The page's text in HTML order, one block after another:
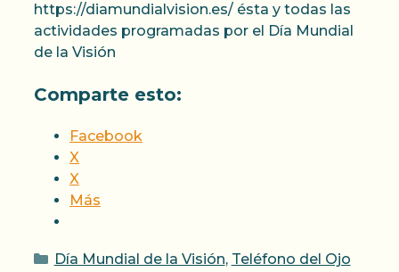
https://diamundialvision.es/ ésta y todas las
actividades programadas por el Día Mundial
de la Visión
Comparte esto:
Facebook
X
X
Más
Categorías
Día Mundial de la Visión, Teléfono del Ojo